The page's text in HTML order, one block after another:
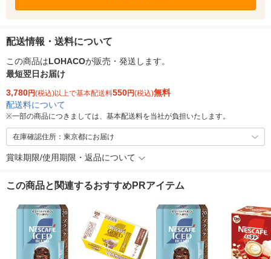
配送情報・送料について
この商品はLOHACOが販売・発送します。
最短翌日お届け
3,780円(税込)以上で基本配送料550円(税込)無料
配送料について
※一部の商品につきましては、基本配送料を当社が負担いたします。
在庫確認住所：東京都にお届け
賞味期限/使用期限・返品について
この商品と関連するおすすめPRアイテム